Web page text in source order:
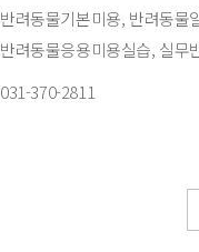
반려동물기본미용, 반려동물
반려동물응용미용실습, 실무
031-370-2811